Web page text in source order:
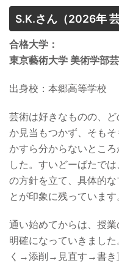
S.K.さん （2026年
合格大学：
東京藝術大学 美術学部
出身校： 本郷高等学校
芸術は好きなものの、
か見当もつかず、そも
かすら分からないとこ
した。すいどーばたで
の方針を立て、具体的
とが印象に残っています
通い始めてからは、授
明確になっていきまし
く→添削→見直す→書き